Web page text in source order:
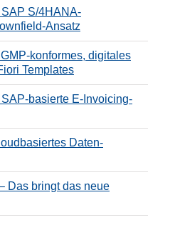
S/4HANA-
Ansatz
konformes, digitales
Templates
basierte E-Invoicing-
Daten-
Das bringt das neue